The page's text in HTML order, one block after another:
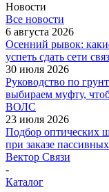
Новости
Все новости
6 августа 2026
Осенний рывок:
успеть сдать сети
30 июля 2026
Руководство по
выбираем муфту,
ВОЛС
23 июля 2026
Подбор оптических
при заказе
Вектор Связи
-
Каталог